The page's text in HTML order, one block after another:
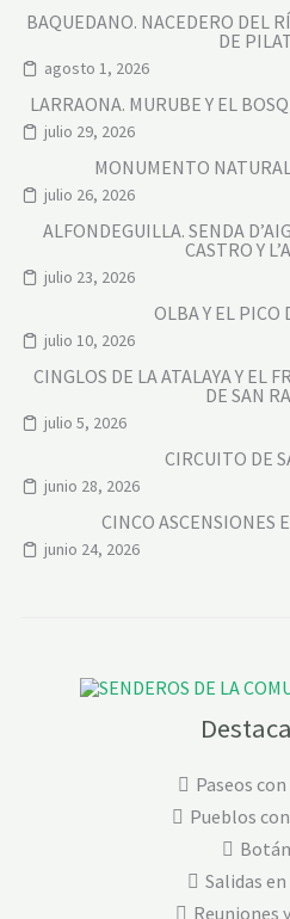
BAQUEDANO. NACEDERO DEL
DE
agosto 1, 2026
LARRAONA. MURUBE Y EL
julio 29, 2026
MONUMENTO
julio 26, 2026
ALFONDEGUILLA. SENDA
CASTRO Y
julio 23, 2026
OLBA Y EL PICO
julio 10, 2026
CINGLOS DE LA ATALAYA Y EL
DE SAN
julio 5, 2026
CIRCUITO DE
junio 28, 2026
CINCO ASCENSIONES
junio 24, 2026
Paseos
Pueblos
Salidas
Reuniones